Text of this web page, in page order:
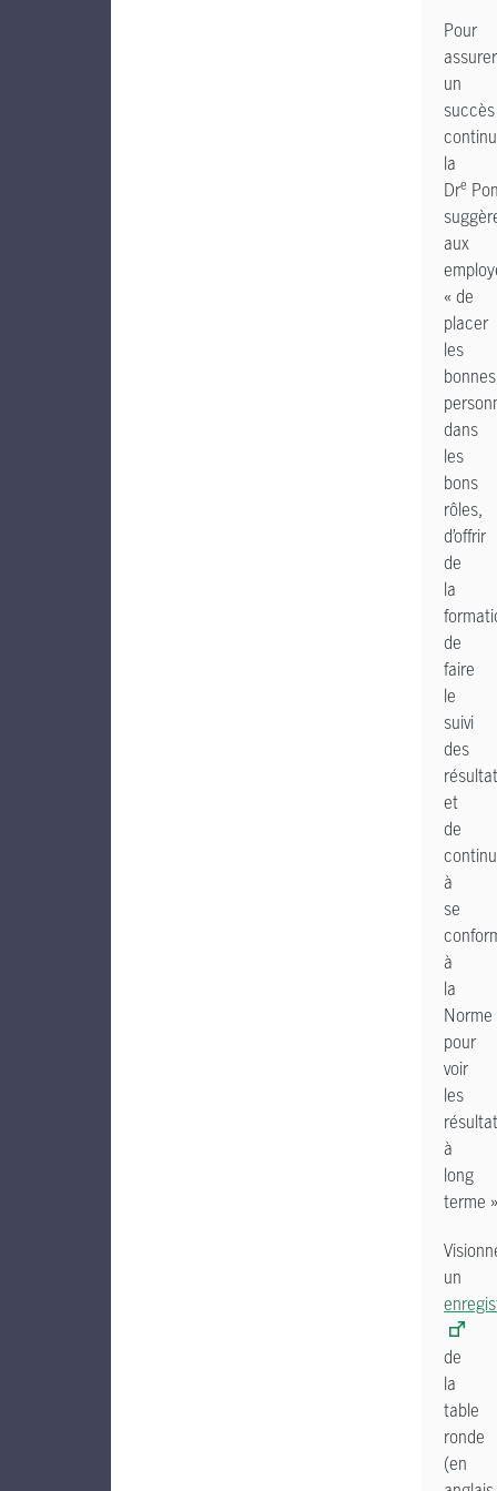
Pour
assurer
un
succès
la
Dre
aux
« de
placer
les
bonnes
dans
les
bons
rôles,
d’offrir
de
la
de
faire
le
suivi
des
et
de
à
se
à
la
Norme
pour
voir
les
à
long
terme
un
de
la
table
ronde
(en